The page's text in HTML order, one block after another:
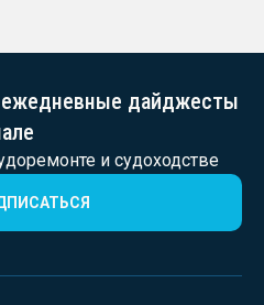
ежедневные дайджесты
и судоходстве